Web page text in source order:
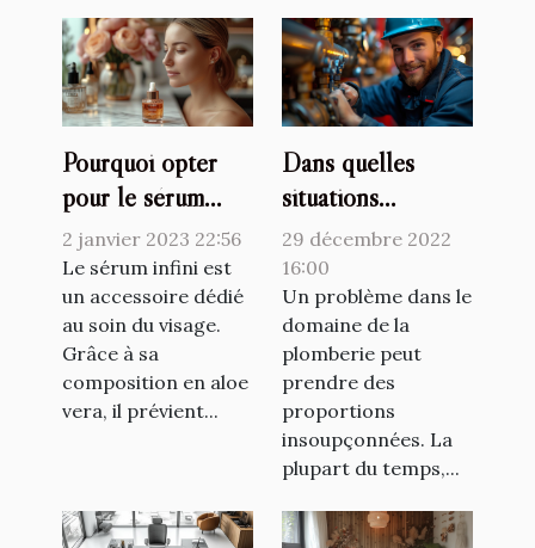
Pourquoi opter
pour le sérum
Raffermissant
infinite by
Forever ?
2 janvier 2023 22:56
Le sérum infini est
un accessoire dédié
au soin du visage.
Grâce à sa
composition en aloe
vera, il prévient...
Dans quelles
situations
consulter le
plombier
professionnel ?
29 décembre 2022
16:00
Un problème dans le
domaine de la
plomberie peut
prendre des
proportions
insoupçonnées. La
plupart du temps,...